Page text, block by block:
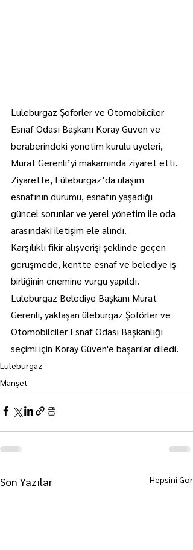
Lüleburgaz Şoförler ve Otomobilciler
Esnaf Odası Başkanı Koray Güven ve
beraberindeki yönetim kurulu üyeleri,
Murat Gerenli’yi makamında ziyaret etti.
Ziyarette, Lüleburgaz’da ulaşım
esnafının durumu, esnafın yaşadığı
güncel sorunlar ve yerel yönetim ile oda
arasındaki iletişim ele alındı.
Karşılıklı fikir alışverişi şeklinde geçen
görüşmede, kentte esnaf ve belediye iş
birliğinin önemine vurgu yapıldı.
Lüleburgaz Belediye Başkanı Murat
Gerenli, yaklaşan üleburgaz Şoförler ve
Otomobilciler Esnaf Odası Başkanlığı
seçimi için Koray Güven'e başarılar diledi.
Lüleburgaz
Manşet
Son Yazılar Hepsini Gör